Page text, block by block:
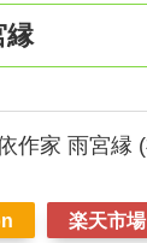
縁
作家 雨宮縁
楽天市場